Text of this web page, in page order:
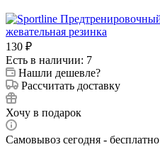
130 ₽
Есть в наличии: 7
Нашли дешевле?
Рассчитать доставку
Хочу в подарок
Самовывоз сегодня - бесплатно